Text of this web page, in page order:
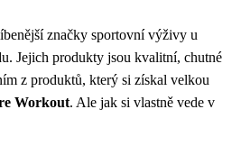
značky sportovní výživy u
Jejich produkty jsou kvalitní, chutné
z produktů, který si získal velkou
Workout. Ale jak si vlastně vede v